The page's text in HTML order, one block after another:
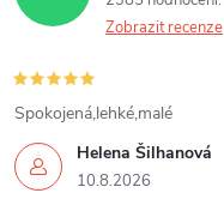
Zobrazit recenze
Helena Šilhanová
10.8.2026
Spokojená,lehké,malé